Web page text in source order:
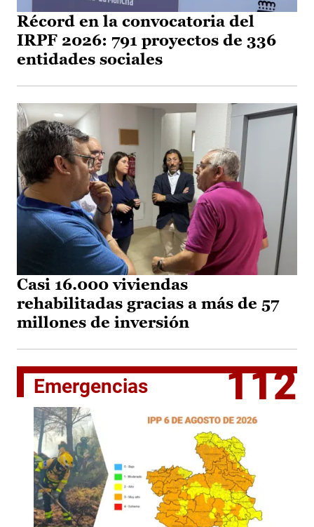
Récord en la convocatoria del
IRPF 2026: 791 proyectos de 336
entidades sociales
Casi 16.000 viviendas
rehabilitadas gracias a más de 57
millones de inversión
Emergencias 112